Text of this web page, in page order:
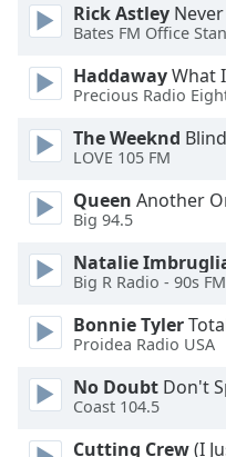
Caption
Background
Color
Opacity
Font
Size
Text
Edge
Family
Rick Astley
Bates FM Office
HaddawayWhat
Precious Radio
The Weeknd
LOVE 105 FM
Queen Another
Big 94.5
Natalie
Big R Radio - 90s FM
Bonnie Tyler
Proidea Radio USA
No Doubt Don't
Coast 104.5
Cutting Crew(I